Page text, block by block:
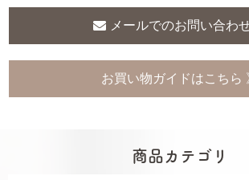
メールでのお問い合わせ
お買い物ガイドはこちら
商品カテゴリ